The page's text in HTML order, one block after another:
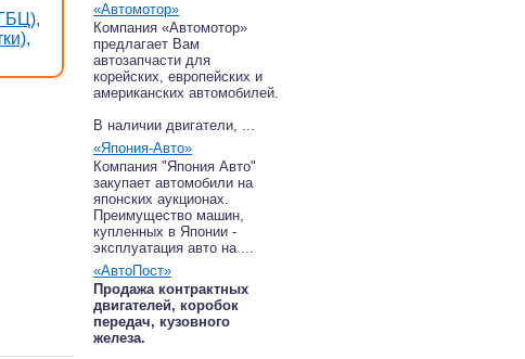
«Автомотор»
Компания «Автомотор»
предлагает Вам
автозапчасти для
корейских, европейских и
американских автомобилей.
В наличии двигатели, ...
«Япония-Авто»
Компания "Япония Авто"
закупает автомобили на
японских аукционах.
Преимущество машин,
купленных в Японии -
эксплуатация авто на ...
«АвтоПост»
Продажа контрактных
двигателей, коробок
передач, кузовного
железа.